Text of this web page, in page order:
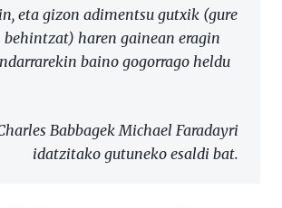
eta gizon adimentsu gutxik (gure
haren gainean eragin
baino gogorrago heldu
Babbagek Michael Faradayri
idatzitako gutuneko esaldi bat.